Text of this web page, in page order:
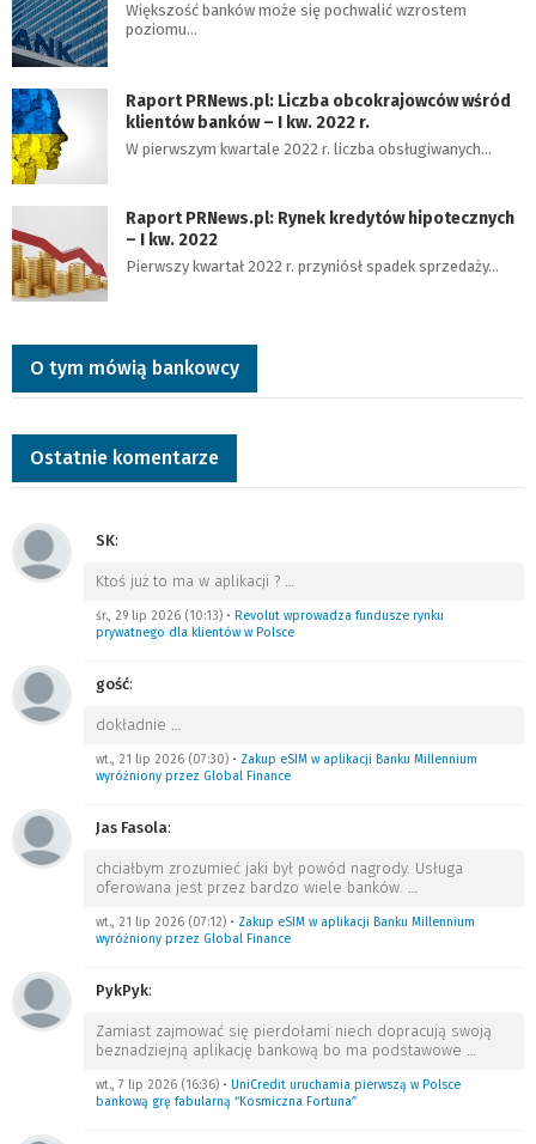
Większość banków może się pochwalić wzrostem
poziomu…
Raport PRNews.pl: Liczba obcokrajowców wśród
klientów banków – I kw. 2022 r.
W pierwszym kwartale 2022 r. liczba obsługiwanych…
Raport PRNews.pl: Rynek kredytów hipotecznych
– I kw. 2022
Pierwszy kwartał 2022 r. przyniósł spadek sprzedaży…
O tym mówią bankowcy
Ostatnie komentarze
SK:
Ktoś już to ma w aplikacji ? …
śr., 29 lip 2026 (10:13) • Revolut wprowadza fundusze rynku
prywatnego dla klientów w Polsce
gość:
dokładnie …
wt., 21 lip 2026 (07:30) • Zakup eSIM w aplikacji Banku Millennium
wyróżniony przez Global Finance
Jas Fasola:
chciałbym zrozumieć jaki był powód nagrody. Usługa
oferowana jest przez bardzo wiele banków. …
wt., 21 lip 2026 (07:12) • Zakup eSIM w aplikacji Banku Millennium
wyróżniony przez Global Finance
PykPyk:
Zamiast zajmować się pierdołami niech dopracują swoją
beznadziejną aplikację bankową bo ma podstawowe …
wt., 7 lip 2026 (16:36) • UniCredit uruchamia pierwszą w Polsce
bankową grę fabularną “Kosmiczna Fortuna”